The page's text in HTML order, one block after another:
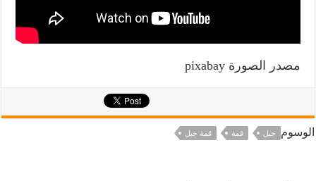
مصدر الصورة pixabay
الوسوم جبل قمة قمة جبل